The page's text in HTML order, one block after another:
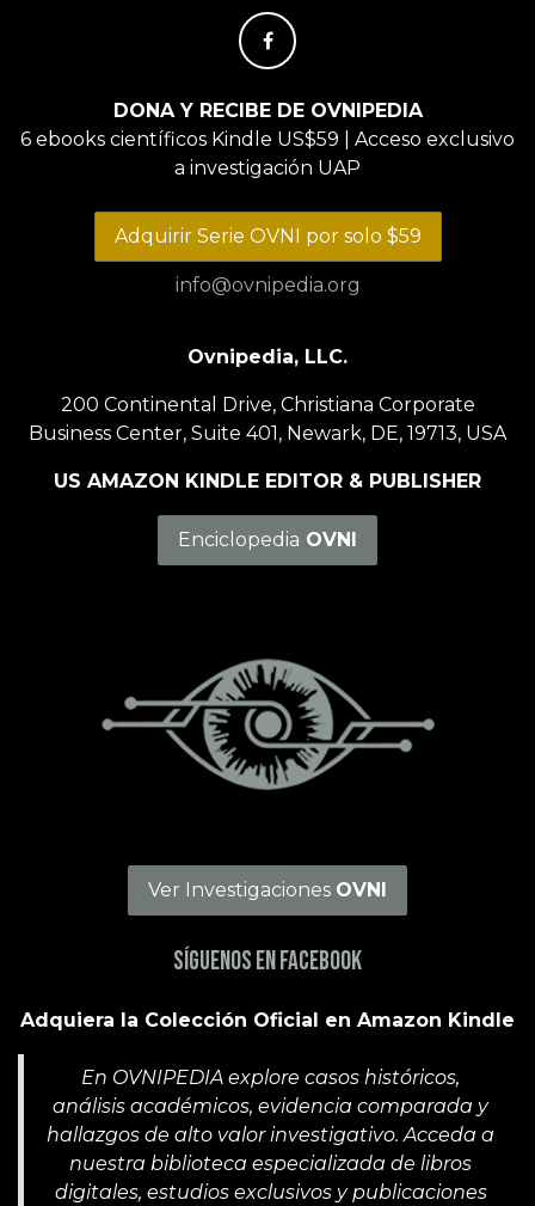
DONA Y RECIBE DE OVNIPEDIA
6 ebooks científicos Kindle US$59 | Acceso exclusivo
a investigación UAP
Adquirir Serie OVNI por solo $59
info@ovnipedia.org
Ovnipedia, LLC.
200 Continental Drive, Christiana Corporate
Business Center, Suite 401, Newark, DE, 19713, USA
US AMAZON KINDLE EDITOR & PUBLISHER
Enciclopedia OVNI
Ver Investigaciones OVNI
Síguenos en Facebook
Adquiera la Colección Oficial en Amazon Kindle
En OVNIPEDIA explore casos históricos,
análisis académicos, evidencia comparada y
hallazgos de alto valor investigativo. Acceda a
nuestra biblioteca especializada de libros
digitales, estudios exclusivos y publicaciones